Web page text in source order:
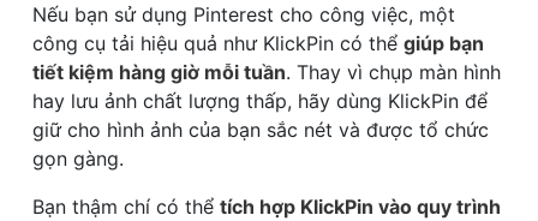
Nếu bạn sử dụng Pinterest cho công việc, một
công cụ tải hiệu quả như KlickPin có thể giúp bạn
tiết kiệm hàng giờ mỗi tuần. Thay vì chụp màn hình
hay lưu ảnh chất lượng thấp, hãy dùng KlickPin để
giữ cho hình ảnh của bạn sắc nét và được tổ chức
gọn gàng.
Bạn thậm chí có thể tích hợp KlickPin vào quy trình